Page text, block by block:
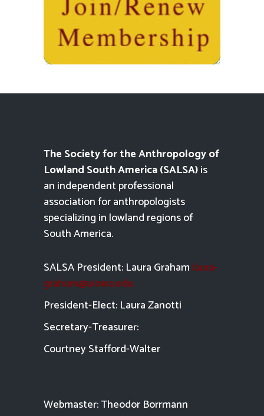
The Society for the Anthropology of
Lowland South America (SALSA)is
an independent professional
association for anthropologists
specializing in lowland regions of
South America.
SALSA President: Laura Graham laura-
graham@uiowa.edu
President-Elect: Laura Zanotti
Secretary-Treasurer:
Courtney Stafford-Walter
Webmaster: Theodor Borrmann